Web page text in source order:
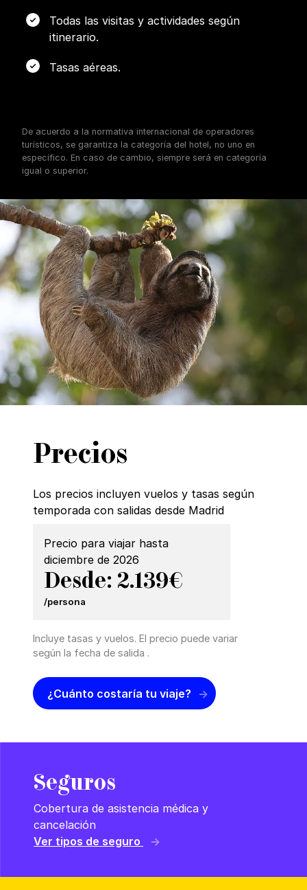
Todas las visitas y actividades según
itinerario.
Tasas aéreas.
De acuerdo a la normativa internacional de operadores
turísticos, se garantiza la categoría del hotel, no uno en
específico. En caso de cambio, siempre será en categoría
igual o superior.
Precios
Los precios incluyen vuelos y tasas según
temporada con salidas desde Madrid
Precio para viajar hasta
diciembre de 2026
Desde: 2.139€
/persona
Incluye tasas y vuelos. El precio puede variar
según la fecha de salida .
¿Cuánto costaría tu viaje?
Seguros
Cobertura de asistencia médica y
cancelación
Ver tipos de seguro